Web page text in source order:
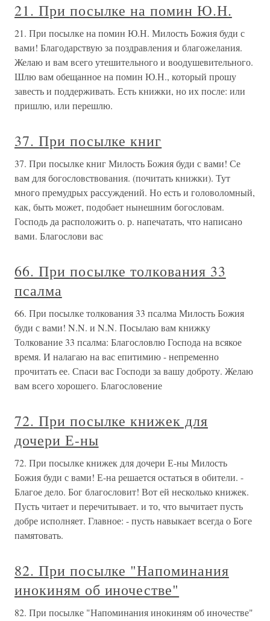
21. При посылке на помин Ю.Н.
21. При посылке на помин Ю.Н. Милость Божия буди с
вами! Благодарствую за поздравления и благожелания.
Желаю и вам всего утешительного и воодушевительного.
Шлю вам обещанное на помин Ю.Н., который прошу
завесть и поддерживать. Есть книжки, но их после: или
пришлю, или перешлю.
37. При посылке книг
37. При посылке книг Милость Божия буди с вами! Се
вам для богословствования. (почитать книжки). Тут
много премудрых рассуждений. Но есть и головоломный,
как, быть может, подобает нынешним богословам.
Господь да расположить о. р. напечатать, что написано
вами. Благослови вас
66. При посылке толкования 33
псалма
66. При посылке толкования 33 псалма Милость Божия
буди с вами! N.N. и N.N. Посылаю вам книжку
Толкование 33 псалма: Благословлю Господа на всякое
время. И налагаю на вас епитимию - непременно
прочитать ее. Спаси вас Господи за вашу доброту. Желаю
вам всего хорошего. Благословение
72. При посылке книжек для
дочери Е-ны
72. При посылке книжек для дочери Е-ны Милость
Божия буди с вами! Е-на решается остаться в обители. -
Благое дело. Бог благословит! Вот ей несколько книжек.
Пусть читает и перечитывает. и то, что вычитает пусть
добре исполняет. Главное: - пусть навыкает всегда о Боге
памятовать.
82. При посылке "Напоминания
инокиням об иночестве"
82. При посылке "Напоминания инокиням об иночестве"